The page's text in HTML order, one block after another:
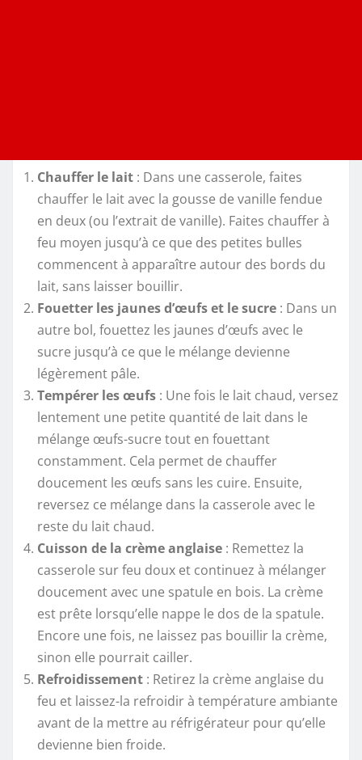
Chauffer le lait : Dans une casserole, faites
chauffer le lait avec la gousse de vanille fendue
en deux (ou l’extrait de vanille). Faites chauffer à
feu moyen jusqu’à ce que des petites bulles
commencent à apparaître autour des bords du
lait, sans laisser bouillir.
Fouetter les jaunes d’œufs et le sucre : Dans un
autre bol, fouettez les jaunes d’œufs avec le
sucre jusqu’à ce que le mélange devienne
légèrement pâle.
Tempérer les œufs : Une fois le lait chaud, versez
lentement une petite quantité de lait dans le
mélange œufs-sucre tout en fouettant
constamment. Cela permet de chauffer
doucement les œufs sans les cuire. Ensuite,
reversez ce mélange dans la casserole avec le
reste du lait chaud.
Cuisson de la crème anglaise : Remettez la
casserole sur feu doux et continuez à mélanger
doucement avec une spatule en bois. La crème
est prête lorsqu’elle nappe le dos de la spatule.
Encore une fois, ne laissez pas bouillir la crème,
sinon elle pourrait cailler.
Refroidissement : Retirez la crème anglaise du
feu et laissez-la refroidir à température ambiante
avant de la mettre au réfrigérateur pour qu’elle
devienne bien froide.